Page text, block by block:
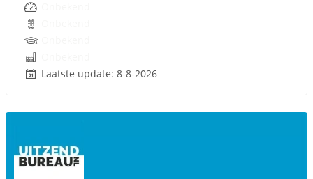
Laatste update: 8-8-2026